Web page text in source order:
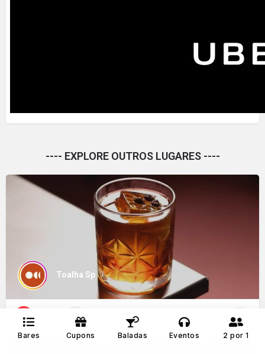
---- EXPLORE OUTROS LUGARES ----
Toalha Sp
+1
Bares Cupons Baladas Eventos 2 por 1